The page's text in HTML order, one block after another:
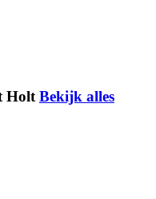
Holt Bekijk alles